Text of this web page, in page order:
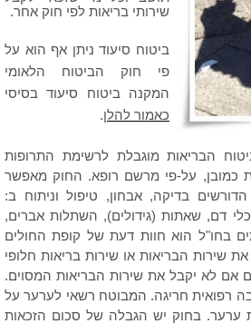
שירותי בריאות לפי חוק אחר.
ביטוח סיעוד ניתן אף הוא על
פי חוק הביטוח הלאומי
המקנה ביטוח סיעוד בסיסי
כאמור להלן.
הבריאות מוגבלת לרשימת התרופות
כמובן, על-פי מרשם רופא. החוק מאפשר
בדיקה, אבחון, טיפול וניתוח ב:
דם, שאתות (גידולים), השתלות אברים,
בחו"ל הוא חוות דעת של קופת החולים
שירות הבריאות או שירות בריאות חלופי
אם לא יקבל את שירות הבריאות המסוים.
רפואית חריגה. המבוטח רשאי לערער על
ערער. בחוק יש הגבלה של סכום הזכאות